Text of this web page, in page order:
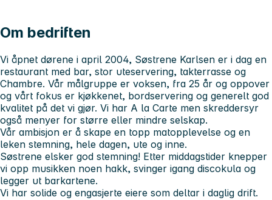
Om bedriften
Vi åpnet dørene i april 2004, Søstrene Karlsen er i dag en
restaurant med bar, stor uteservering, takterrasse og
Chambre. Vår målgruppe er voksen, fra 25 år og oppover
og vårt fokus er kjøkkenet, bordservering og generelt god
kvalitet på det vi gjør. Vi har A la Carte men skreddersyr
også menyer for større eller mindre selskap.
Vår ambisjon er å skape en topp matopplevelse og en
leken stemning, hele dagen, ute og inne.
Søstrene elsker god stemning! Etter middagstider knepper
vi opp musikken noen hakk, svinger igang discokula og
legger ut barkartene.
Vi har solide og engasjerte eiere som deltar i daglig drift.